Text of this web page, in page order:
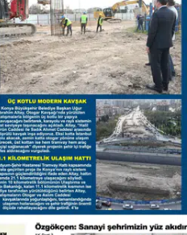
Bursa
Çanakkale
Çankırı
Çorum
Denizli
Diyarbakır
Edirne